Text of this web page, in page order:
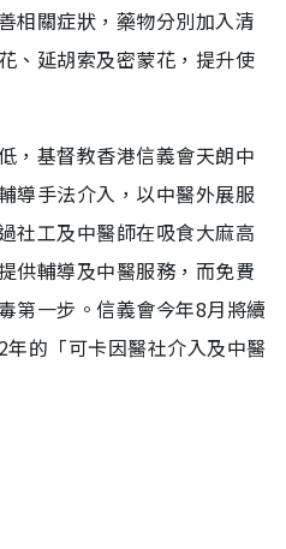
相關症狀，藥物分別加入清
、延胡索及密蒙花，提升使
，基督教香港信義會天朗中
導手法介入，以中醫外展服
社工及中醫師在吸食大麻高
供輔導及中醫服務，而免費
第一步。信義會今年8月將續
的「可卡因醫社介入及中醫